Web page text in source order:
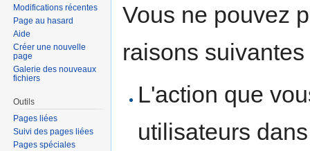
Vous ne pouvez
raisons suivantes
L'action que
utilisateurs
Modifications récentes
Page au hasard
Aide
Créer une nouvelle
page
Galerie des nouveaux
fichiers
Outils
Pages liées
Suivi des pages liées
Pages spéciales